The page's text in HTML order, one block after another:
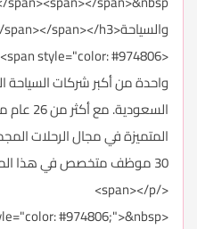
والسياحة<span></span></span></h3>
واحدة من أكبر شركات السياحة
المتميزة في مجال الرحلات
30 موظف متخصص في هذا المجال.
</span></p>